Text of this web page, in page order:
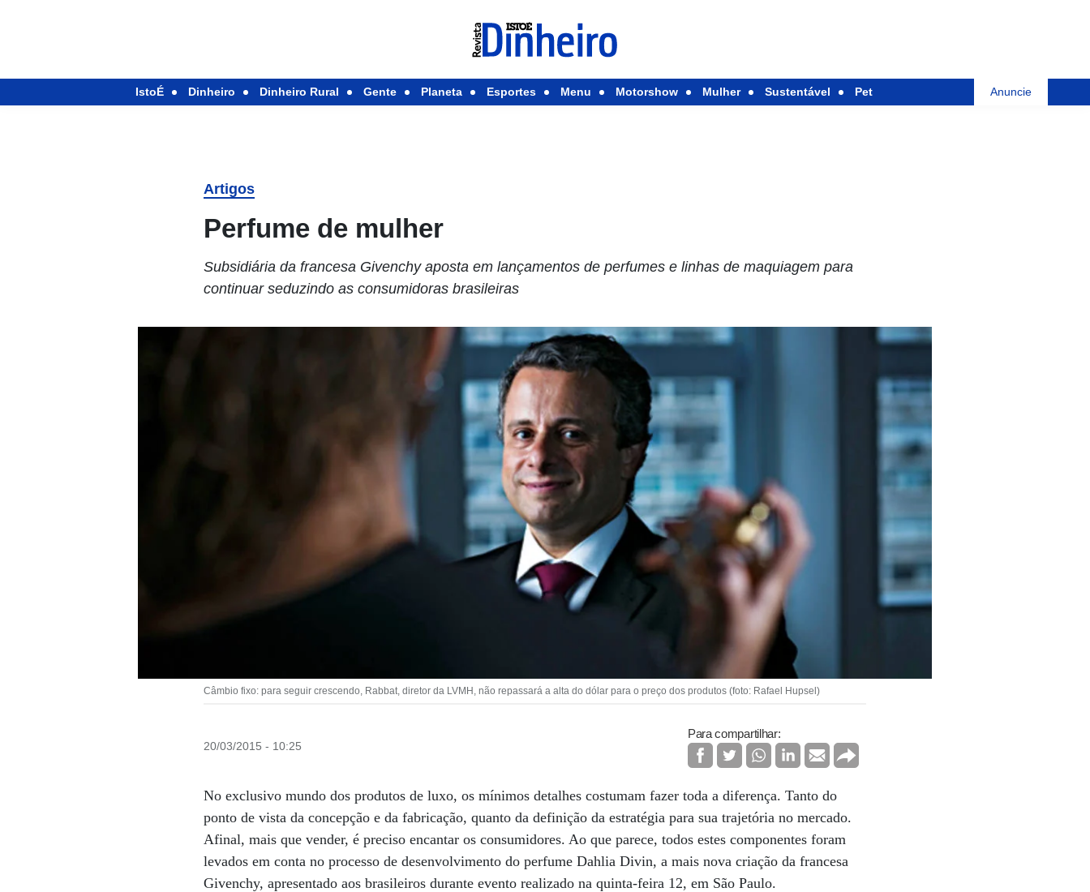
IstoÉ Dinheiro Dinheiro Rural Gente Planeta Esportes Menu Motorshow Mulher Sustentável Pet Anuncie
Artigos
Perfume de mulher
Subsidiária da francesa Givenchy aposta em lançamentos de perfumes e linhas de maquiagem para
continuar seduzindo as consumidoras brasileiras
Câmbio fixo: para seguir crescendo, Rabbat, diretor da LVMH, não repassará a alta do dólar para o preço dos produtos (foto: Rafael Hupsel)
20/03/2015 - 10:25
Para compartilhar:
No exclusivo mundo dos produtos de luxo, os mínimos detalhes costumam fazer toda a diferença. Tanto do
ponto de vista da concepção e da fabricação, quanto da definição da estratégia para sua trajetória no mercado.
Afinal, mais que vender, é preciso encantar os consumidores. Ao que parece, todos estes componentes foram
levados em conta no processo de desenvolvimento do perfume Dahlia Divin, a mais nova criação da francesa
Givenchy, apresentado aos brasileiros durante evento realizado na quinta-feira 12, em São Paulo.